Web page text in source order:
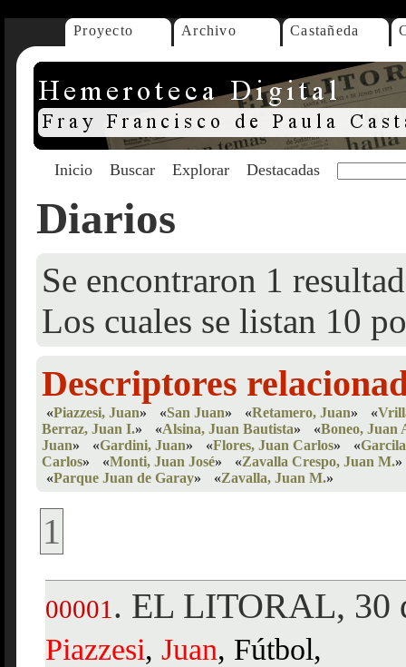
Proyecto Archivo Castañeda
Inicio Buscar Explorar Destacadas
Diarios
Se encontraron 1
Los cuales se listan 10
Descriptores
«Piazzesi, Juan» «San Juan» «Retamero, Juan» «
Berraz, Juan I.» «Alsina, Juan Bautista» «Boneo, Juan
Juan» «Gardini, Juan» «Flores, Juan Carlos» «
Carlos» «Monti, Juan José» «Zavalla Crespo, Juan M.»
«Parque Juan de Garay» «Zavalla, Juan M.»
1
00001 . EL LITORAL, 30
Piazzesi, Juan, Fútbol,